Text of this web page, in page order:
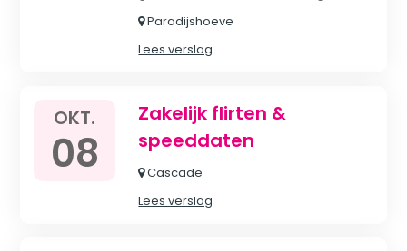
Paradijshoeve
Lees verslag
OKT.
08
Zakelijk flirten &
speeddaten
Cascade
Lees verslag